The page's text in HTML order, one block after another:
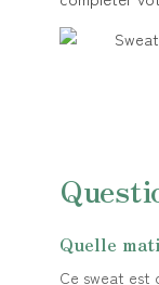
Quelle
Ce sweat est